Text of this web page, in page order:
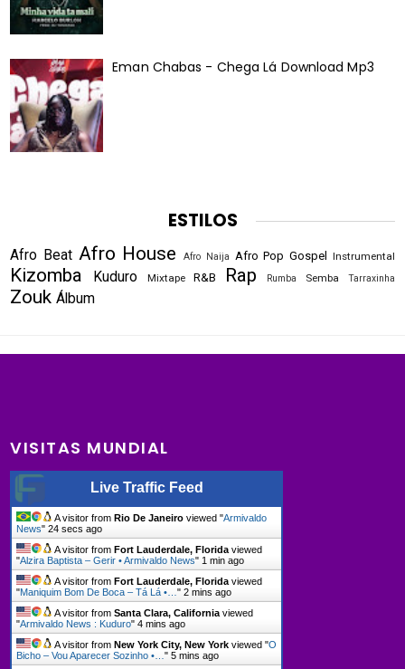
Eman Chabas - Chega Lá Download Mp3
ESTILOS
Afro Beat Afro House Afro Naija Afro Pop Gospel Instrumental
Kizomba Kuduro Mixtape R&B Rap Rumba Semba Tarraxinha
Zouk Álbum
VISITAS MUNDIAL
Live Traffic Feed
A visitor fromRio De Janeiro viewed "Armivaldo
News"24 secs ago
A visitor fromFort Lauderdale, Florida viewed
"Alzira Baptista – Gerir • Armivaldo News" 1 min ago
A visitor fromFort Lauderdale, Florida viewed
"Maniquim Bom De Boca – Tá Lá •…"2 mins ago
A visitor fromSanta Clara, California viewed
"Armivaldo News : Kuduro"4 mins ago
A visitor fromNew York City, New York viewed "O
Bicho – Vou Aparecer Sozinho •…"5 mins ago